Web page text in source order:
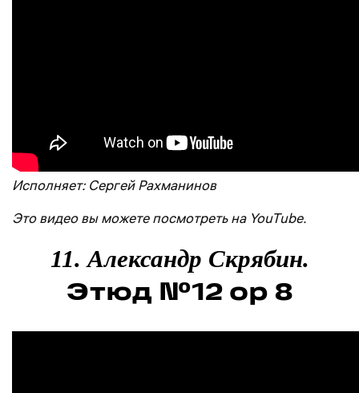
Исполняет: Сергей Рахманинов
Это видео вы можете посмотреть на YouTube.
11. Александр Скрябин.
Этюд №12 op 8